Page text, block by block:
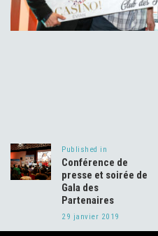
l’article
Published in
post:
Conférence de
presse et soirée de
Gala des
Partenaires
29 janvier 2019